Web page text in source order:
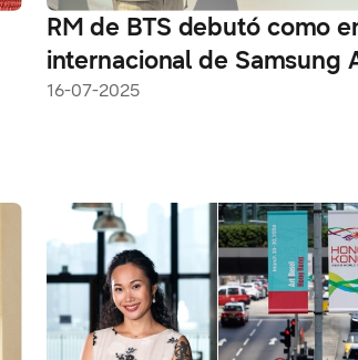
RM de BTS debutó como
internacional de Samsung
Basel en Basilea 2025
16-07-2025